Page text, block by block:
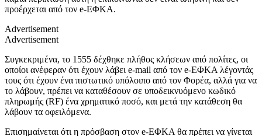
προέρχεται από τον e-ΕΦΚΑ.
Advertisement
Advertisement
Συγκεκριμένα, το 1555 δέχθηκε πλήθος κλήσεων από πολίτες, οι
οποίοι ανέφεραν ότι έχουν λάβει e-mail από τον e-ΕΦΚΑ λέγοντάς
τους ότι έχουν ένα πιστωτικό υπόλοιπο από τον Φορέα, αλλά για να
το λάβουν, πρέπει να καταθέσουν σε υποδεικνυόμενο κωδικό
πληρωμής (RF) ένα χρηματικό ποσό, και μετά την κατάθεση θα
λάβουν τα οφειλόμενα.
Επισημαίνεται ότι η πρόσβαση στον e-ΕΦΚΑ θα πρέπει να γίνεται